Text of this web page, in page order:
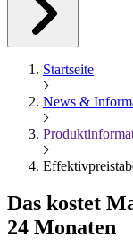
Startseite
News &
Das kostet
24 Monaten